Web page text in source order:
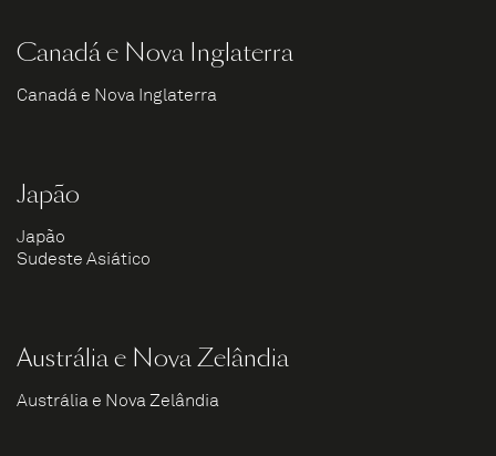
Canadá e Nova Inglaterra
Canadá e Nova Inglaterra
Japão
Japão
Sudeste Asiático
Austrália e Nova Zelândia
Austrália e Nova Zelândia